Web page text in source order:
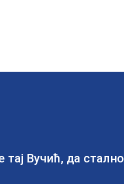
Вучић, да стално